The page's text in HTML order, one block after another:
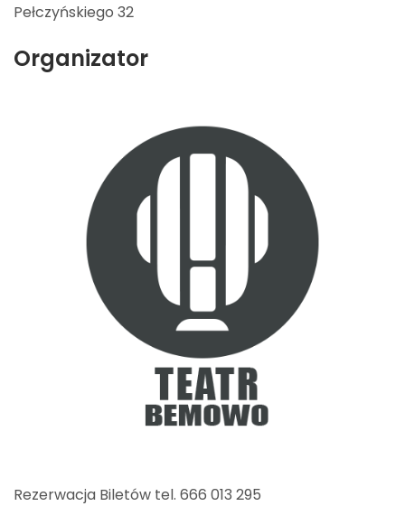
Pełczyńskiego 32
Organizator
Rezerwacja Biletów tel. 666 013 295